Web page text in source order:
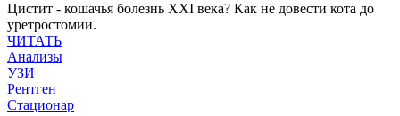
Цистит - кошачья болезнь XXI века? Как не довести кота до
уретростомии.
ЧИТАТЬ
Анализы
УЗИ
Рентген
Стационар